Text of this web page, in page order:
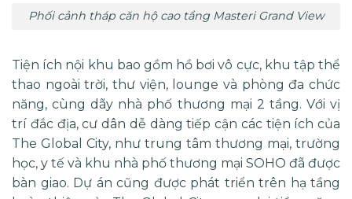
Phối cảnh tháp căn hộ cao tầng Masteri Grand View
Tiện ích nội khu bao gồm hồ bơi vô cực, khu tập thể
thao ngoài trời, thư viện, lounge và phòng đa chức
năng, cùng dãy nhà phố thương mại 2 tầng. Với vị
trí đắc địa, cư dân dễ dàng tiếp cận các tiện ích của
The Global City, như trung tâm thương mại, trường
học, y tế và khu nhà phố thương mại SOHO đã được
bàn giao. Dự án cũng được phát triển trên hạ tầng